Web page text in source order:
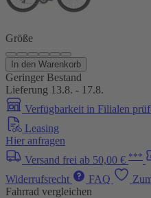
Größe
In den Warenkorb
Geringer Bestand
Lieferung 13.8. - 17.8.
Verfügbarkeit in Filialen
Leasing
Hier anfragen
Versand frei ab 50,00 € ***
Widerrufsrecht
FAQ
Fahrrad vergleichen